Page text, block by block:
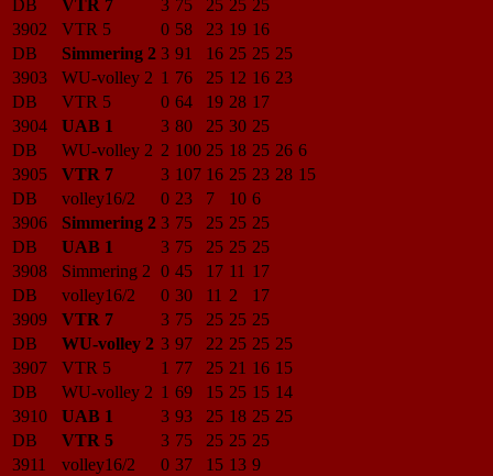
DB
VTR 7 3 75 25 25 25
3902
VTR 5 0 58 23 19 16
DB
Simmering 2 3 91 16 25 25 25
3903
WU-volley 2 1 76 25 12 16 23
DB
VTR 5 0 64 19 28 17
3904
UAB 1 3 80 25 30 25
DB
WU-volley 2 2 100 25 18 25 26 6
3905
VTR 7 3 107 16 25 23 28 15
DB
volley16/2 0 23 7 10 6
3906
Simmering 2 3 75 25 25 25
DB
UAB 1 3 75 25 25 25
3908
Simmering 2 0 45 17 11 17
DB
volley16/2 0 30 11 2
17
3909
VTR 7 3 75 25 25 25
DB
WU-volley 2 3 97 22 25 25 25
3907
VTR 5 1 77 25 21 16 15
DB
WU-volley 2 1 69 15 25 15 14
3910
UAB 1 3 93 25 18 25 25
DB
VTR 5 3 75 25 25 25
3911
volley16/2 0 37 15 13 9